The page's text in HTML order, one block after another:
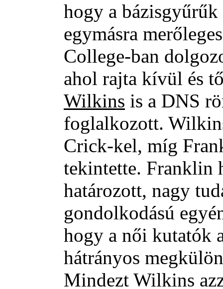
hogy a
egymásra
College-ban
ahol rajta kívül és
Wilkins is a DNS
foglalkozott.
Crick-kel, míg
tekintette. Franklin
határozott, nagy
gondolkodású
hogy a női kutatók
hátrányos
Mindezt Wilkins